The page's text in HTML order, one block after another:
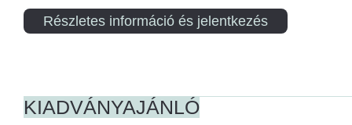
Részletes információ és jelentkezés
KIADVÁNYAJÁNLÓ